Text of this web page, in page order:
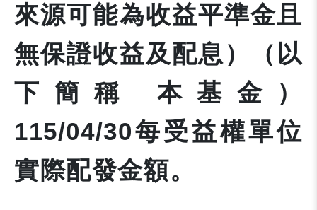
來源可能為收益平準金且
無保證收益及配息）（以
下簡稱 本基金）
115/04/30每受益權單位
實際配發金額。